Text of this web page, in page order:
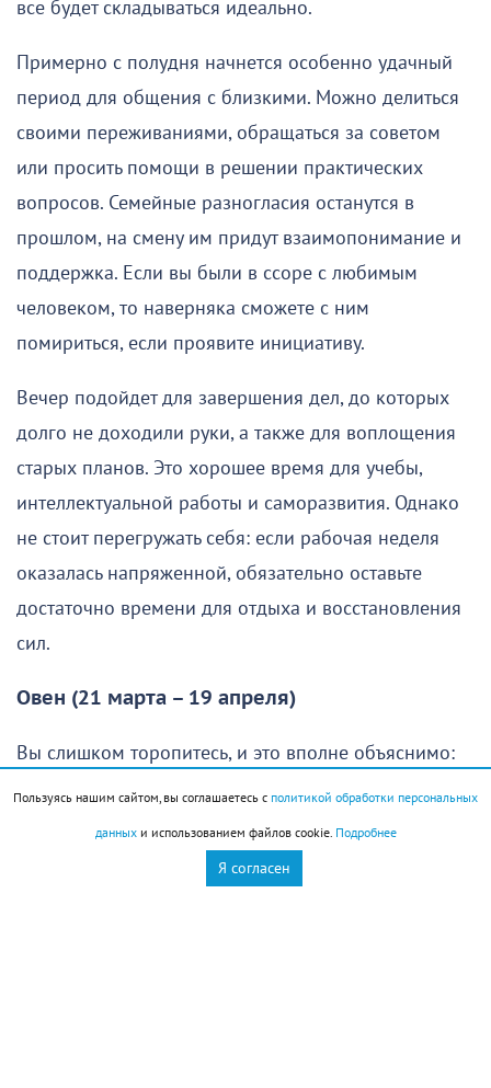
все будет складываться идеально.
Примерно с полудня начнется особенно удачный
период для общения с близкими. Можно делиться
своими переживаниями, обращаться за советом
или просить помощи в решении практических
вопросов. Семейные разногласия останутся в
прошлом, на смену им придут взаимопонимание и
поддержка. Если вы были в ссоре с любимым
человеком, то наверняка сможете с ним
помириться, если проявите инициативу.
Вечер подойдет для завершения дел, до которых
долго не доходили руки, а также для воплощения
старых планов. Это хорошее время для учебы,
интеллектуальной работы и саморазвития. Однако
не стоит перегружать себя: если рабочая неделя
оказалась напряженной, обязательно оставьте
достаточно времени для отдыха и восстановления
сил.
Овен (21 марта – 19 апреля)
Вы слишком торопитесь, и это вполне объяснимо:
хочется как можно скорее осуществить свои планы
и получить хороший результат. Однако без
продуманной стратегии едва ли удастся добиться
желаемого. Именно поэтому в начале дня стоит
Пользуясь нашим сайтом, вы соглашаетесь с политикой обработки персональных
данныхи использованием файлов cookie. Подробнее
Я согласен